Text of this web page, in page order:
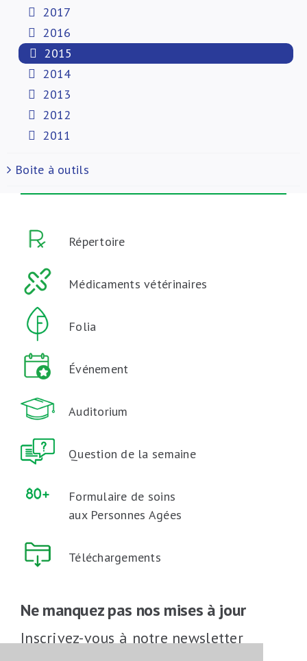
2017
2016
2015
2014
2013
2012
2011
Boite à outils
Répertoire
Médicaments vétérinaires
Folia
Événement
Auditorium
Question de la semaine
Formulaire de soins
aux Personnes Agées
Téléchargements
Ne manquez pas nos mises à jour
Inscrivez-vous à notre newsletter